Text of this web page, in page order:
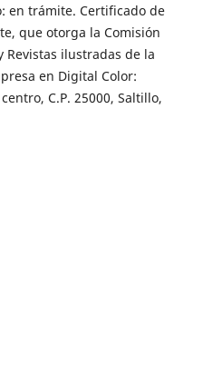
en trámite. Certificado de
que otorga la Comisión
Revistas ilustradas de la
en Digital Color:
C.P. 25000, Saltillo,